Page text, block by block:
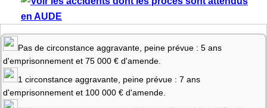
Pas de circonstance aggravante, peine prévue : 5 ans
d'emprisonnement et 75 000 € d'amende.
1 circonstance aggravante, peine prévue : 7 ans
d'emprisonnement et 100 000 € d'amende.